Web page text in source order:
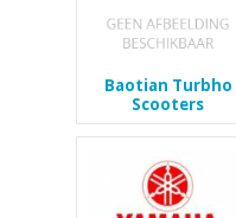
Baotian Turbho
Scooters